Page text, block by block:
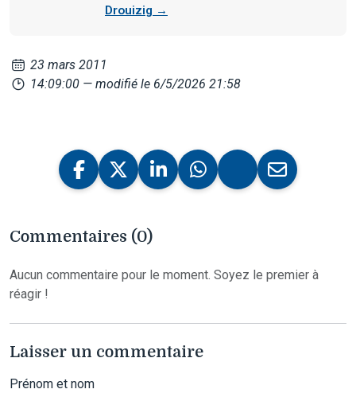
Drouizig →
23 mars 2011
14:09:00 — modifié le 6/5/2026 21:58
Commentaires (0)
Aucun commentaire pour le moment. Soyez le premier à
réagir !
Laisser un commentaire
Prénom et nom